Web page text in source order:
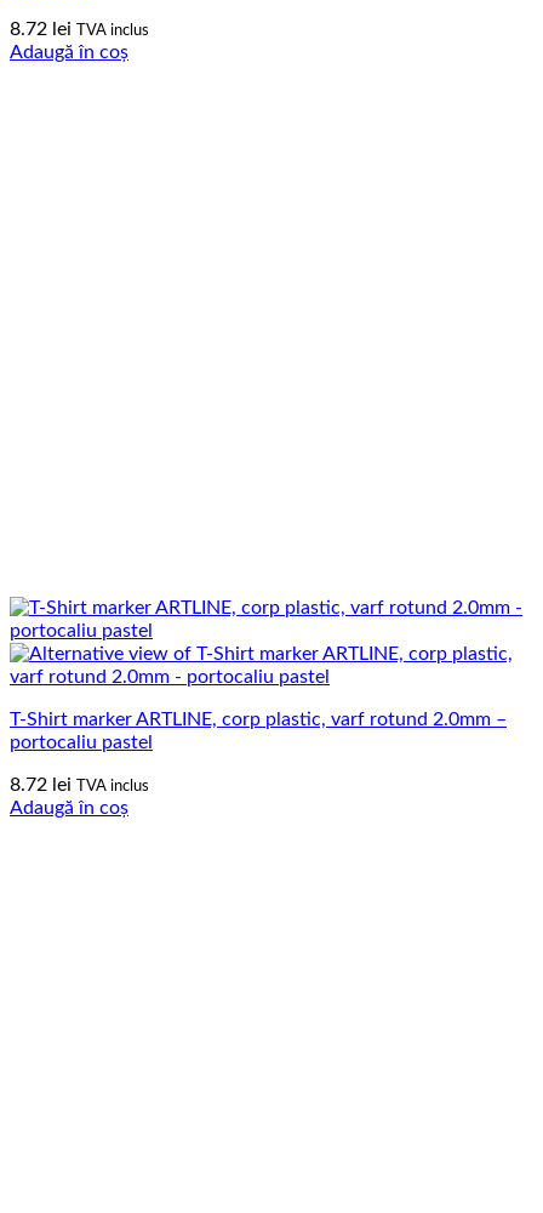
8.72 lei TVA inclus
Adaugă în coș
T-Shirt marker ARTLINE, corp plastic, varf rotund 2.0mm –
portocaliu pastel
8.72 lei TVA inclus
Adaugă în coș